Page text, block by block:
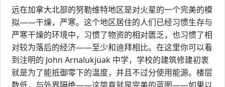
远在加拿大北部的努勒维特地区是对火星的一个完美的模
拟——干燥，严寒。这个地区居住的人们已经习惯生存与
严寒干燥的环境中，习惯了物资的相对匮乏，也习惯了相
对较为落后的经济——至少和迪拜相比。在这里你可以看
到注明的 John Arnalukjuak 中学，学校的建筑修建初衷
就是为了能抵御零下的温度，并且不过分使用能源。楼层